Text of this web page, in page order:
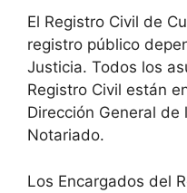
El Registro Civil de
registro público
Justicia. Todos los
Registro Civil están
Dirección General de
Notariado.
Los Encargados del